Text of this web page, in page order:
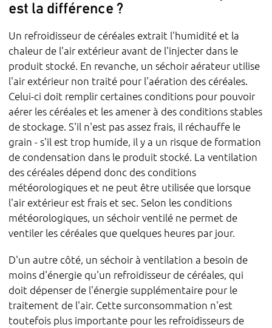
est la différence ?
Un refroidisseur de céréales extrait l'humidité et la
chaleur de l'air extérieur avant de l'injecter dans le
produit stocké. En revanche, un séchoir aérateur utilise
l'air extérieur non traité pour l'aération des céréales.
Celui-ci doit remplir certaines conditions pour pouvoir
aérer les céréales et les amener à des conditions stables
de stockage. S'il n'est pas assez frais, il réchauffe le
grain - s'il est trop humide, il y a un risque de formation
de condensation dans le produit stocké. La ventilation
des céréales dépend donc des conditions
météorologiques et ne peut être utilisée que lorsque
l'air extérieur est frais et sec. Selon les conditions
météorologiques, un séchoir ventilé ne permet de
ventiler les céréales que quelques heures par jour.
D'un autre côté, un séchoir à ventilation a besoin de
moins d'énergie qu'un refroidisseur de céréales, qui
doit dépenser de l'énergie supplémentaire pour le
traitement de l'air. Cette surconsommation n'est
toutefois plus importante pour les refroidisseurs de